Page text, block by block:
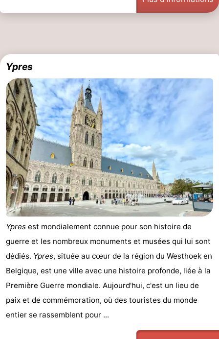
Terrains
de
golf
-
Surfen
-
Equitation
Boire
et
manger
Événements
Pratiques
Forum
Route
-
Stationnement
-
Tram
du
littoral
Adresses
Médicales
Région
Flandre-
Ypres
Ypres est mondialement connue pour son histoire de
guerre et les nombreux monuments et musées qui lui sont
dédiés. Ypres, située au cœur de la région du Westhoek en
Belgique, est une ville avec une histoire profonde, liée à la
Première Guerre mondiale. Aujourd'hui, c'est un lieu de
paix et de commémoration, où des touristes du monde
entier se rassemblent pour ...